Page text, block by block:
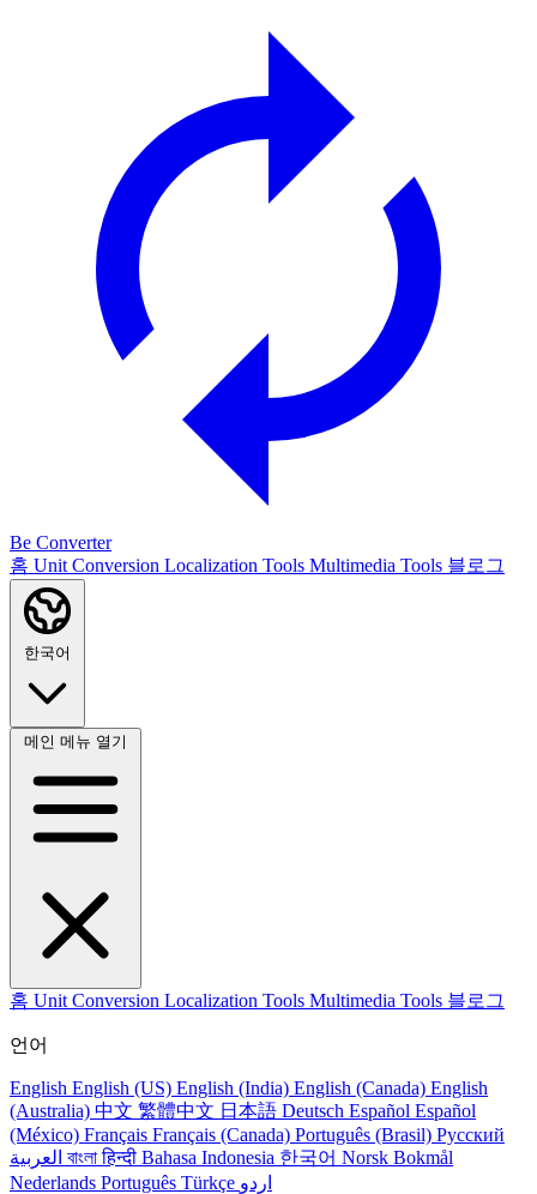
Be Converter
홈 Unit Conversion Localization Tools Multimedia Tools 블로그
한국어
메인 메뉴 열기
홈 Unit Conversion Localization Tools Multimedia Tools 블로그
언어
English English (US) English (India) English (Canada) English
(Australia) 中文 繁體中文 日本語 Deutsch Español Español
(México) Français Français (Canada) Português (Brasil) Русский
বাংলাहिन्दी Bahasa Indonesia 한국어 Norsk Bokmål
Nederlands Português Türkçe اردو